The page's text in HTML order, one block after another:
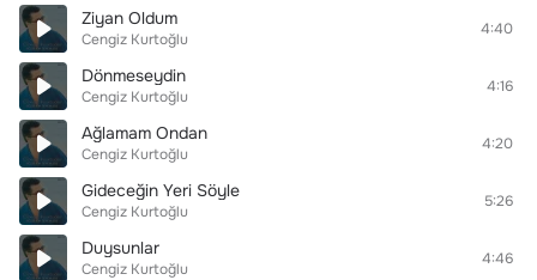
Ziyan Oldum
Cengiz Kurtoğlu
4:40
Dönmeseydin
Cengiz Kurtoğlu
4:16
Ağlamam Ondan
Cengiz Kurtoğlu
4:20
Gideceğin Yeri Söyle
Cengiz Kurtoğlu
5:26
Duysunlar
Cengiz Kurtoğlu
4:46